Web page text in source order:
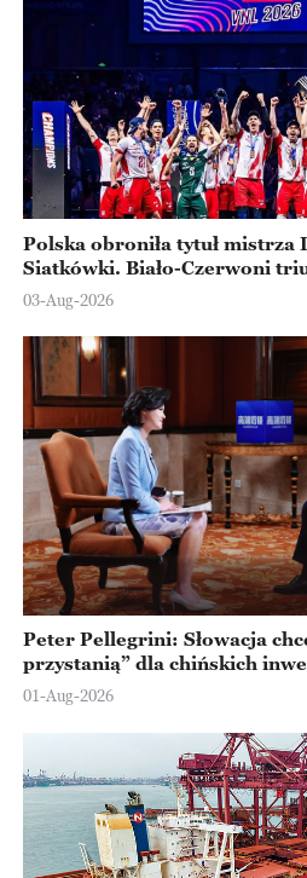
Polska obroniła tytuł mistrza
Siatkówki. Biało-Czerwoni
Ningbo
03-Aug-2026
Peter Pellegrini: Słowacja
przystanią” dla chińskich
Europejskiej
01-Aug-2026